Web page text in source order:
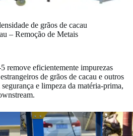
de grãos de cacau
– Remoção de Metais
remove eficientemente impurezas
de grãos de cacau e outros
e limpeza da matéria-prima,